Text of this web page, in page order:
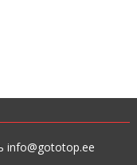
info@gototop.ee